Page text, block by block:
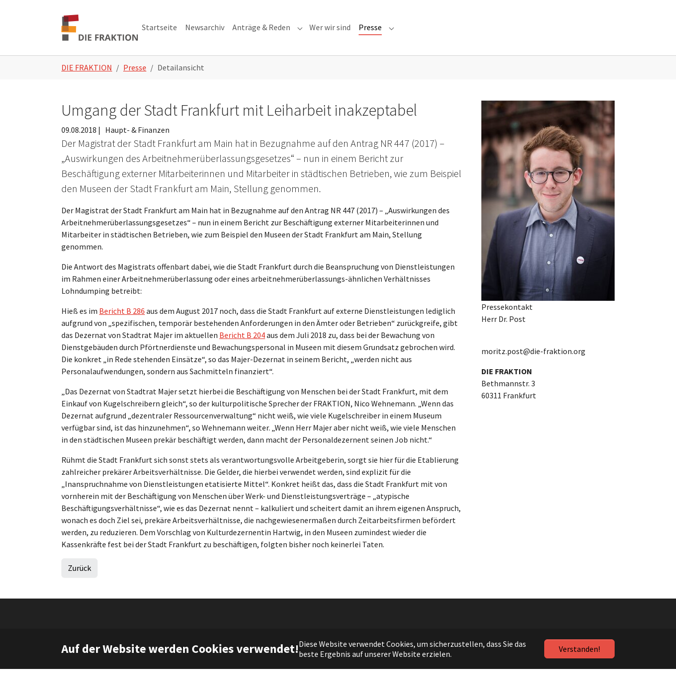
Auf der Website werden Cookies verwendet!Diese Website verwendet Cookies, um sicherzustellen, dass Sie das
beste Ergebnis auf unserer Website erzielen.
Verstanden!
Startseite Newsarchiv Anträge & Reden Submenu for "Anträge & Reden"
Wer wir sind Presse Submenu for "Presse"
DIE FRAKTION Presse Detailansicht
Umgang der Stadt Frankfurt mit Leiharbeit inakzeptabel
09.08.2018 | Haupt- & Finanzen
Der Magistrat der Stadt Frankfurt am Main hat in Bezugnahme auf den Antrag NR 447 (2017) –
„Auswirkungen des Arbeitnehmerüberlassungsgesetzes“ – nun in einem Bericht zur
Beschäftigung externer Mitarbeiterinnen und Mitarbeiter in städtischen Betrieben, wie zum Beispiel
den Museen der Stadt Frankfurt am Main, Stellung genommen.
Der Magistrat der Stadt Frankfurt am Main hat in Bezugnahme auf den Antrag NR 447 (2017) – „Auswirkungen des
Arbeitnehmerüberlassungsgesetzes“ – nun in einem Bericht zur Beschäftigung externer Mitarbeiterinnen und
Mitarbeiter in städtischen Betrieben, wie zum Beispiel den Museen der Stadt Frankfurt am Main, Stellung
genommen.
Die Antwort des Magistrats offenbart dabei, wie die Stadt Frankfurt durch die Beanspruchung von Dienstleistungen
im Rahmen einer Arbeitnehmerüberlassung oder eines arbeitnehmerüberlassungs-ähnlichen Verhältnisses
Lohndumping betreibt:
Hieß es im Bericht B 286 aus dem August 2017 noch, dass die Stadt Frankfurt auf externe Dienstleistungen lediglich
aufgrund von „spezifischen, temporär bestehenden Anforderungen in den Ämter oder Betrieben“ zurückgreife, gibt
das Dezernat von Stadtrat Majer im aktuellen Bericht B 204aus dem Juli 2018 zu, dass bei der Bewachung von
Dienstgebäuden durch Pförtnerdienste und Bewachungspersonal in Museen mit diesem Grundsatz gebrochen wird.
Die konkret „in Rede stehenden Einsätze“, so das Majer-Dezernat in seinem Bericht, „werden nicht aus
Personalaufwendungen, sondern aus Sachmitteln finanziert“.
„Das Dezernat von Stadtrat Majer setzt hierbei die Beschäftigung von Menschen bei der Stadt Frankfurt, mit dem
Einkauf von Kugelschreibern gleich“, so der kulturpolitische Sprecher der FRAKTION, Nico Wehnemann. „Wenn das
Dezernat aufgrund „dezentraler Ressourcenverwaltung“ nicht weiß, wie viele Kugelschreiber in einem Museum
verfügbar sind, ist das hinzunehmen“, so Wehnemann weiter. „Wenn Herr Majer aber nicht weiß, wie viele Menschen
in den städtischen Museen prekär beschäftigt werden, dann macht der Personaldezernent seinen Job nicht.“
Rühmt die Stadt Frankfurt sich sonst stets als verantwortungsvolle Arbeitgeberin, sorgt sie hier für die Etablierung
zahlreicher prekärer Arbeitsverhältnisse. Die Gelder, die hierbei verwendet werden, sind explizit für die
„Inanspruchnahme von Dienstleistungen etatisierte Mittel“. Konkret heißt das, dass die Stadt Frankfurt mit von
vornherein mit der Beschäftigung von Menschen über Werk- und Dienstleistungsverträge – „atypische
Beschäftigungsverhältnisse“, wie es das Dezernat nennt – kalkuliert und scheitert damit an ihrem eigenen Anspruch,
wonach es doch Ziel sei, prekäre Arbeitsverhältnisse, die nachgewiesenermaßen durch Zeitarbeitsfirmen befördert
werden, zu reduzieren. Dem Vorschlag von Kulturdezernentin Hartwig, in den Museen zumindest wieder die
Kassenkräfte fest bei der Stadt Frankfurt zu beschäftigen, folgten bisher noch keinerlei Taten.
Zurück
Pressekontakt
Herr Dr. Post
moritz.post@die-fraktion.org
DIE FRAKTION
Bethmannstr. 3
60311 Frankfurt